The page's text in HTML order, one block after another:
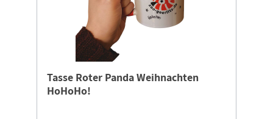
Tasse Roter Panda Weihnachten
HoHoHo!